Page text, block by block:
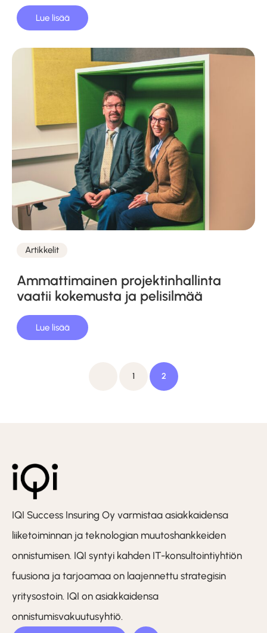
Lue lisää
Kategoriat
Artikkelit
Ammattimainen projektinhallinta
vaatii kokemusta ja pelisilmää
Lue lisää
Previous1 2
IQI Success Insuring Oy varmistaa asiakkaidensa
liiketoiminnan ja teknologian muutoshankkeiden
onnistumisen. IQI syntyi kahden IT-konsultointiyhtiön
fuusiona ja tarjoamaa on laajennettu strategisin
yritysostoin. IQI on asiakkaidensa
onnistumisvakuutusyhtiö.